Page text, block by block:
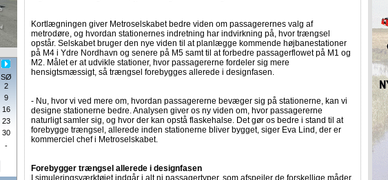
SØ
2
9
16
23
30
-
Kortlægningen giver Metroselskabet bedre viden om passagerernes valg af
metrodøre, og hvordan stationernes indretning har indvirkning på, hvor trængsel
opstår. Selskabet bruger den nye viden til at planlægge kommende højbanestationer
på M4 i Ydre Nordhavn og senere på M5 samt til at forbedre passagerflowet på M1 og
M2. Målet er at udvikle stationer, hvor passagererne fordeler sig mere
hensigtsmæssigt, så trængsel forebygges allerede i designfasen.
- Nu, hvor vi ved mere om, hvordan passagererne bevæger sig på stationerne, kan vi
designe stationerne bedre. Analysen giver os ny viden om, hvor passagererne
naturligt samler sig, og hvor der kan opstå flaskehalse. Det gør os bedre i stand til at
forebygge trængsel, allerede inden stationerne bliver bygget, siger Eva Lind, der er
kommerciel chef i Metroselskabet.
Forebygger trængsel allerede i designfasen
I simuleringsværktøjet indgår i alt ni passagertyper, som afspejler de forskellige måder,